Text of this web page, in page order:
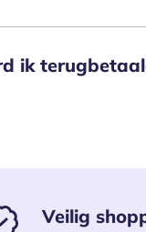
ik
Veilig